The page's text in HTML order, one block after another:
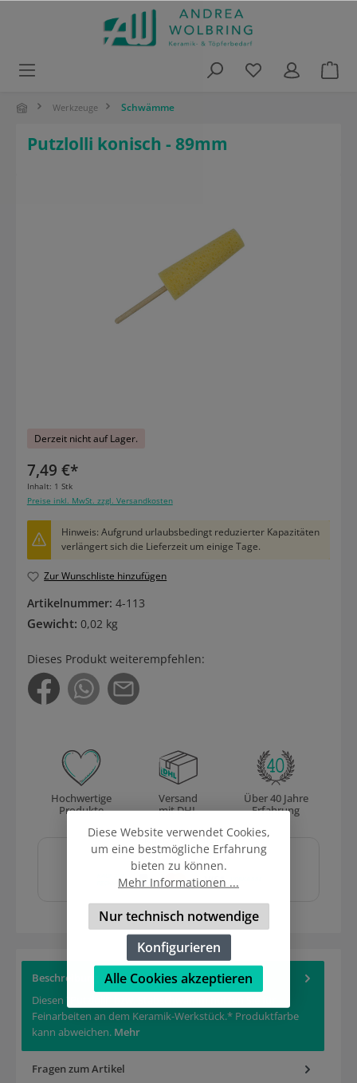
Werkzeuge Schwämme
Putzlolli konisch - 89mm
Derzeit nicht auf Lager.
7,49 €*
Inhalt: 1 Stk
Preise inkl. MwSt. zzgl. Versandkosten
Hinweis: Aufgrund urlaubsbedingt reduzierter Kapazitäten
verlängert sich die Lieferzeit um einige Tage.
Zur Wunschliste hinzufügen
Artikelnummer: 4-113
Gewicht: 0,02 kg
Dieses Produkt weiterempfehlen:
Hochwertige
Produkte
Versand
mit DHL
Über 40 Jahre
Erfahrung
Sicher und schnell
bezahlen mit
Beschreibung
Diesen "Putzlolli" bzw. Stabschwamm nutzen Sie für
Feinarbeiten an dem Keramik-Werkstück.* Produktfarbe
kann abweichen. Mehr
Fragen zum Artikel
Diese Website verwendet Cookies,
um eine bestmögliche Erfahrung
bieten zu können.
Mehr Informationen ...
Nur technisch notwendige
Konfigurieren
Alle Cookies akzeptieren